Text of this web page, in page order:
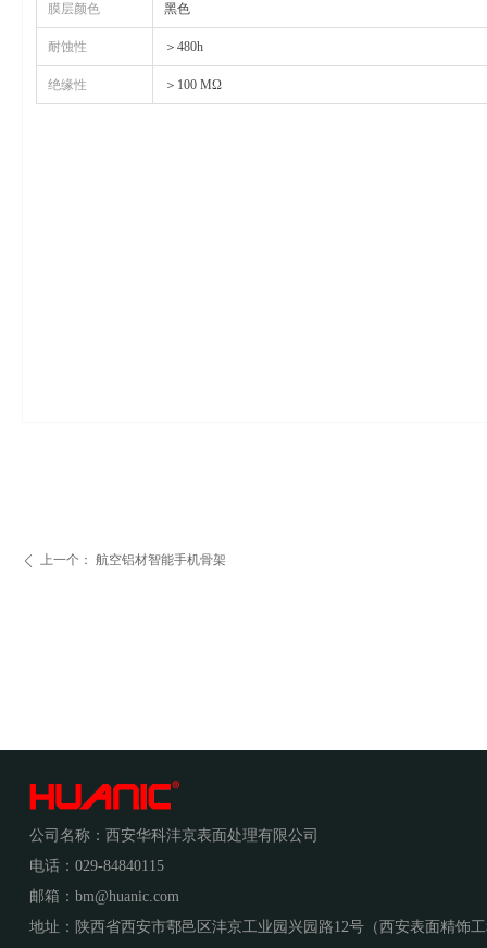
膜层颜色 黑色
耐蚀性 ＞480h
绝缘性 ＞100 MΩ
ꄴ 上一个： 航空铝材智能手机骨架
公司名称： 西安华科沣京表面处理有限公司
电话： 029-84840115
邮箱： bm@huanic.com
地址： 陕西省西安市鄠邑区沣京工业园兴园路12号（西安表面精饰